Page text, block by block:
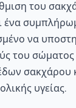
του
ένα
να
του σώματος
σακχάρου
υγείας.